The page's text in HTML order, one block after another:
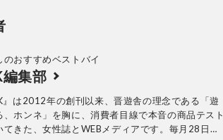
のおすすめベストバイ
編集部
』は2012年の創刊以来、晋遊舎の理念である「遊
、ホンネ」を胸に、消費者目線で本音の商品テスト
てきた、女性誌とWEBメディアです。毎月28日発